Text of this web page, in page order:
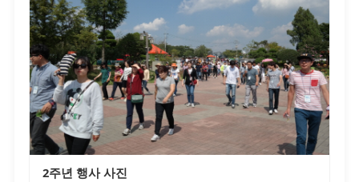
2주년 행사 사진